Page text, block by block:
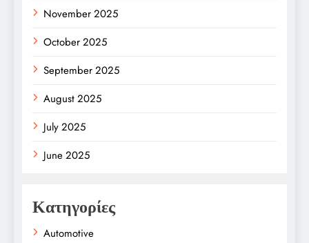
November 2025
October 2025
September 2025
August 2025
July 2025
June 2025
Κατηγορίες
Automotive